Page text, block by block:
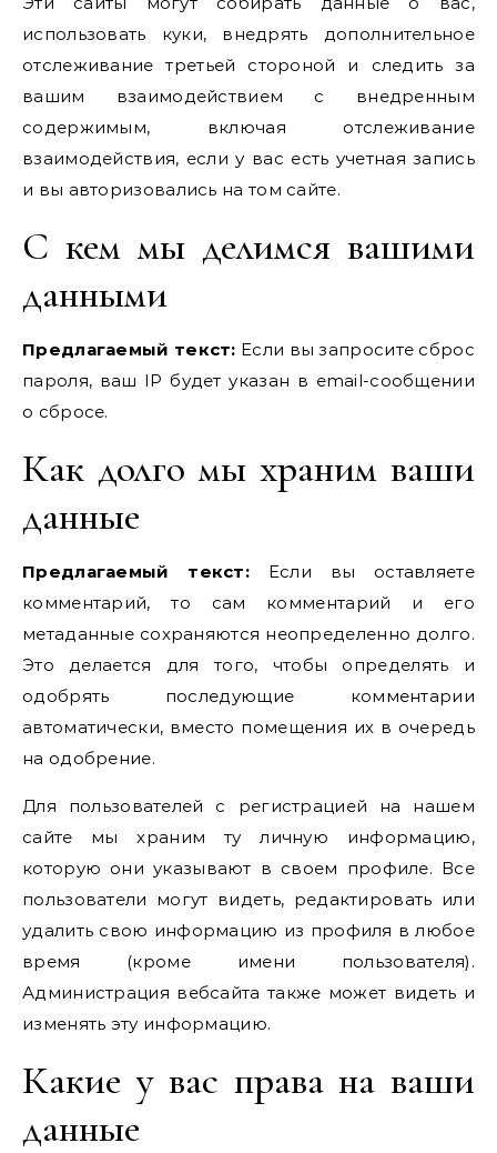
использовать куки, внедрять дополнительное
отслеживание третьей стороной и следить за
вашим взаимодействием с внедренным
содержимым, включая отслеживание
взаимодействия, если у вас есть учетная запись
и вы авторизовались на том сайте.
С кем мы делимся вашими
данными
Предлагаемый текст: Если вы запросите сброс
пароля, ваш IP будет указан в email-сообщении
о сбросе.
Как долго мы храним ваши
данные
Предлагаемый текст: Если вы оставляете
комментарий, то сам комментарий и его
метаданные сохраняются неопределенно долго.
Это делается для того, чтобы определять и
одобрять последующие комментарии
автоматически, вместо помещения их в очередь
на одобрение.
Для пользователей с регистрацией на нашем
сайте мы храним ту личную информацию,
которую они указывают в своем профиле. Все
пользователи могут видеть, редактировать или
удалить свою информацию из профиля в любое
время (кроме имени пользователя).
Администрация вебсайта также может видеть и
изменять эту информацию.
Какие у вас права на ваши
данные